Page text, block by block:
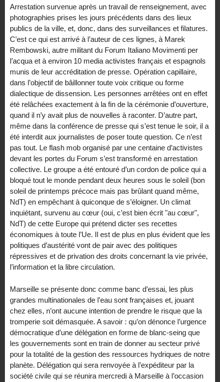
Arrestation survenue après un travail de renseignement, avec
photographies prises les jours précédents dans des lieux
publics de la ville, et, donc, dans des surveillances et filatures.
C’est ce qui est arrivé à l’auteur de ces lignes, à Marek
Rembowski, autre militant du Forum Italiano Movimenti per
l’acqua et à environ 10 media activistes français et espagnols
munis de leur accréditation de presse. Opération capillaire,
dans l’objectif de bâillonner toute voix critique ou forme
dialectique de dissension. Les personnes arrêtées ont en effet
été relâchées exactement à la fin de la cérémonie d’ouverture,
quand il n’y avait plus de nouvelles à raconter. D’autre part,
même dans la conférence de presse qui s’est tenue le soir, il a
été interdit aux journalistes de poser toute question. Ce n’est
pas tout. Le flash mob organisé par une centaine d’activistes
devant les portes du Forum s’est transformé en arrestation
collective. Le groupe a été entouré d’un cordon de police qui a
bloqué tout le monde pendant deux heures sous le soleil (bon
soleil de printemps précoce mais pas brûlant quand même,
NdT) en empêchant à quiconque de s’éloigner. Un climat
inquiétant, survenu au cœur (oui, c’est bien écrit "au cœur",
NdT) de cette Europe qui prétend dicter ses recettes
économiques à toute l’Ue. Il est de plus en plus évident que les
politiques d’austérité vont de pair avec des politiques
répressives et de privation des droits concernant la vie privée,
l’information et la libre circulation.
Marseille se présente donc comme banc d’essai, les plus
grandes multinationales de l’eau sont françaises et, jouant
chez elles, n’ont aucune intention de prendre le risque que la
tromperie soit démasquée. A savoir : qu’on dénonce l’urgence
démocratique d’une délégation en forme de blanc-seing que
les gouvernements sont en train de donner au secteur privé
pour la totalité de la gestion des ressources hydriques de notre
planète. Délégation qui sera renvoyée à l’expéditeur par la
société civile qui se réunira mercredi à Marseille à l’occasion